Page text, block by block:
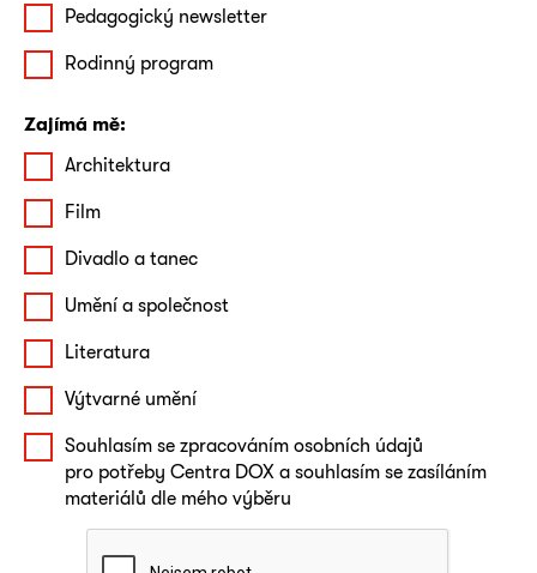
Pedagogický newsletter
Rodinný program
Zajímá mě:
Architektura
Film
Divadlo a tanec
Umění a společnost
Literatura
Výtvarné umění
Souhlasím se zpracováním osobních údajů
pro potřeby Centra DOX a souhlasím se zasíláním
materiálů dle mého výběru